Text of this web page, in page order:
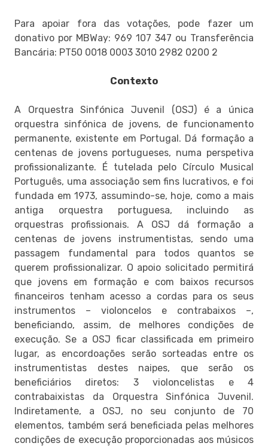
Para apoiar fora das votações, pode fazer um
donativo por MBWay: 969 107 347 ou Transferência
Bancária: PT50 0018 0003 3010 2982 0200 2
Contexto
A Orquestra Sinfónica Juvenil (OSJ) é a única
orquestra sinfónica de jovens, de funcionamento
permanente, existente em Portugal. Dá formação a
centenas de jovens portugueses, numa perspetiva
profissionalizante. É tutelada pelo Círculo Musical
Português, uma associação sem fins lucrativos, e foi
fundada em 1973, assumindo-se, hoje, como a mais
antiga orquestra portuguesa, incluindo as
orquestras profissionais. A OSJ dá formação a
centenas de jovens instrumentistas, sendo uma
passagem fundamental para todos quantos se
querem profissionalizar. O apoio solicitado permitirá
que jovens em formação e com baixos recursos
financeiros tenham acesso a cordas para os seus
instrumentos – violoncelos e contrabaixos –,
beneficiando, assim, de melhores condições de
execução. Se a OSJ ficar classificada em primeiro
lugar, as encordoa­ções serão sorteadas entre os
instrumentistas destes naipes, que serão os
beneficiários diretos: 3 violoncelistas e 4
contrabaixistas da Orquestra Sinfónica Juvenil.
Indiretamente, a OSJ, no seu conjunto de 70
elementos, também será beneficiada pelas melhores
condições de execução proporcionadas aos músicos